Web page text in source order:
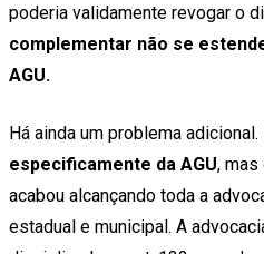
poderia validamente revogar o
complementar não se
AGU.
Há ainda um problema adicional.
especificamente da AGU, mas
acabou alcançando toda a
estadual e municipal. A